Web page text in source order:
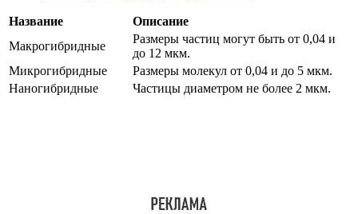
Название
Описание
Макрогибридные
Размеры частиц могут быть от 0,04 и
до 12 мкм.
Микрогибридные
Размеры молекул от 0,04 и до 5 мкм.
Наногибридные
Частицы диаметром не более 2 мкм.